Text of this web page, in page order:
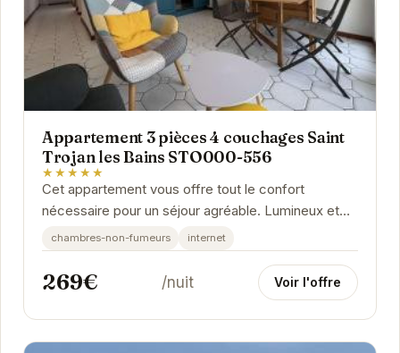
Appartement 3 pièces 4 couchages Saint
Trojan les Bains STO000-556
★★★★★
Cet appartement vous offre tout le confort
nécessaire pour un séjour agréable. Lumineux et
spacieux, il dispose de deux chambres, d'un
salon,...
chambres-non-fumeurs internet
269€ /nuit Voir l'offre